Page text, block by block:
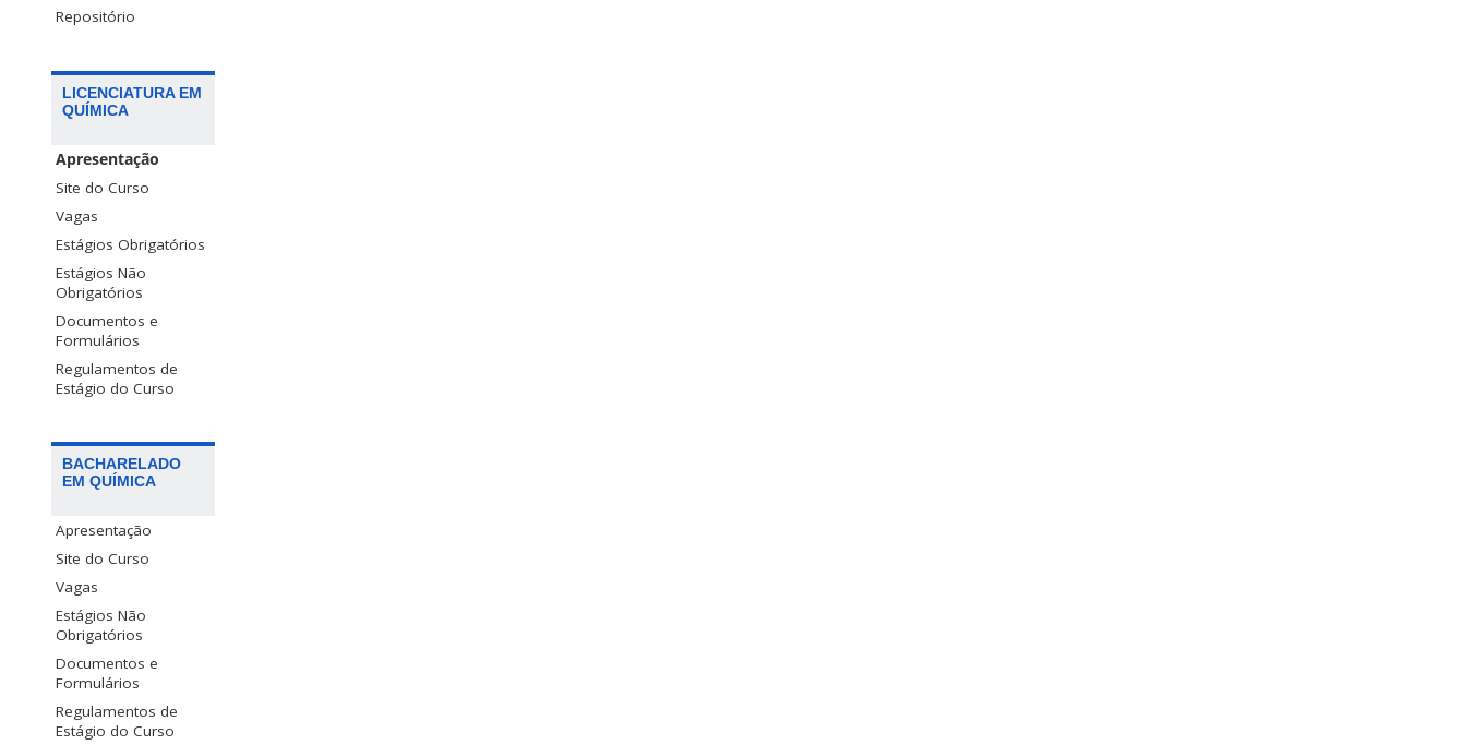
Repositório
LICENCIATURA EM
QUÍMICA
Apresentação
Site do Curso
Vagas
Estágios Obrigatórios
Estágios Não
Obrigatórios
Documentos e
Formulários
Regulamentos de
Estágio do Curso
BACHARELADO
EM QUÍMICA
Apresentação
Site do Curso
Vagas
Estágios Não
Obrigatórios
Documentos e
Formulários
Regulamentos de
Estágio do Curso